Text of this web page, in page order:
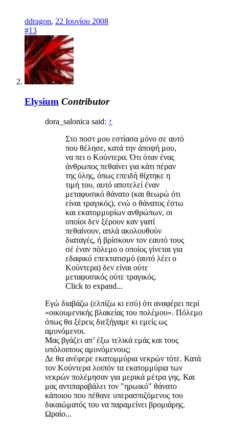
ddragon, 22 Ιουνίου 2008
#13
Elysium Contributor
dora_salonica said: ↑
Στο ποστ μου εστίασα μόνο σε αυτό
που θέλησε, κατά την άποψή μου,
να πει ο Κούντερα. Ότι όταν ένας
άνθρωπος πεθαίνει για κάτι πέραν
της ύλης, όπως επειδή θίχτηκε η
τιμή του, αυτό αποτελεί έναν
μεταφυσικό θάνατο (και θεωρώ ότι
είναι τραγικός), ενώ ο θάνατος έστω
και εκατομμυρίων ανθρώπων, οι
οποίοι δεν ξέρουν καν γιατί
πεθαίνουν, απλά ακολουθούν
διαταγές, ή βρίσκουν τον εαυτό τους
σέ έναν πόλεμο ο οποίος γίνεται για
εδαφικό επεκτατισμό (αυτό λέει ο
Κούντερα) δεν είναι ούτε
μεταφυσικός ούτε τραγικός.
Click to expand...
Εγώ διαβάζω (ελπίζω κι εσύ) ότι αναφέρει περί
«οικουμενικής βλακείας του πολέμου». Πόλεμο
όπως θα ξέρεις διεξήγαμε κι εμείς ως
αμυνόμενοι.
Μας βγάζει απ’ έξω τελικά εμάς και τους
υπόλοιπους αμυνόμενους;
Δε θα ανέφερε εκατομμύρια νεκρών τότε. Κατά
τον Κούντερα λοιπόν τα εκατομμύρια των
νεκρών πολέμησαν για μερικά μέτρα γης. Και
μας αντιπαραβάλει τον "ηρωικό" θάνατο
κάποιου που πέθανε υπερασπιζόμενος του
δικαιώματός του να παραμείνει βρομιάρης.
Ωραίο...